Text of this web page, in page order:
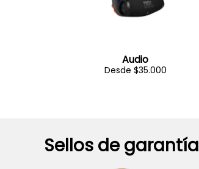
Audio
Desde $35.000
Sellos de garantía